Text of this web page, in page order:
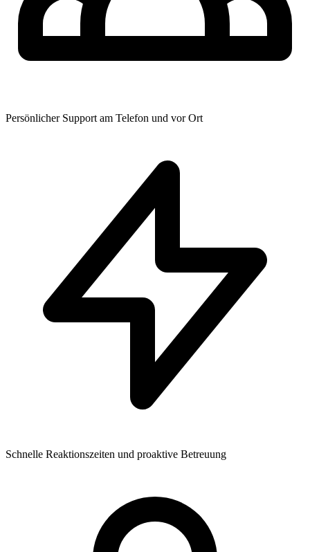
Persönlicher Support am Telefon und vor Ort
Schnelle Reaktionszeiten und proaktive Betreuung